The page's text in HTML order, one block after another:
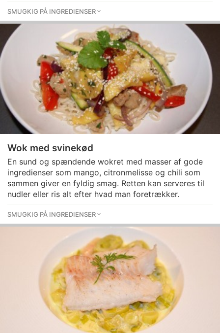
SMUGKIG PÅ INGREDIENSER
Wok med svinekød
En sund og spændende wokret med masser af gode
ingredienser som mango, citronmelisse og chili som
sammen giver en fyldig smag. Retten kan serveres til
nudler eller ris alt efter hvad man foretrækker.
SMUGKIG PÅ INGREDIENSER